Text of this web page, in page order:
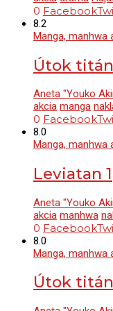
0 Facebook
8.2
Manga, manhwa
Útok
Aneta "Youko
akcia manga
0 Facebook
8.0
Manga, manhwa
Leviatan 1
Aneta "Youko
akcia manhwa
0 Facebook
8.0
Manga, manhwa
Útok